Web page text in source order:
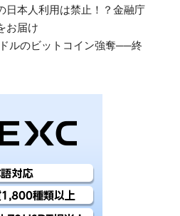
日本人利用は禁止！？金融庁
お届け
ルのビットコイン強奪──終